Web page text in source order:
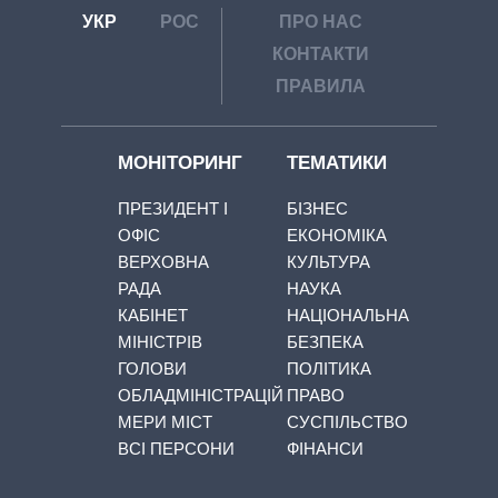
УКР РОС
ПРО НАС
КОНТАКТИ
ПРАВИЛА
МОНІТОРИНГ
ПРЕЗИДЕНТ І
ОФІС
ВЕРХОВНА
РАДА
КАБІНЕТ
МІНІСТРІВ
ГОЛОВИ
ОБЛАДМІНІСТРАЦІЙ
МЕРИ МІСТ
ВСІ ПЕРСОНИ
ТЕМАТИКИ
БІЗНЕС
ЕКОНОМІКА
КУЛЬТУРА
НАУКА
НАЦІОНАЛЬНА
БЕЗПЕКА
ПОЛІТИКА
ПРАВО
СУСПІЛЬСТВО
ФІНАНСИ